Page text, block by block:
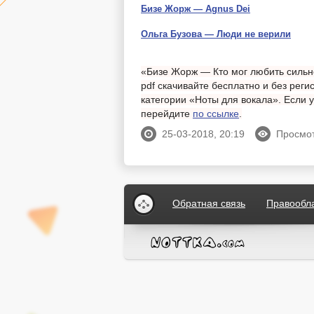
Бизе Жорж — Agnus Dei
Ольга Бузова — Люди не верили
«Бизе Жорж — Кто мог любить
pdf скачивайте бесплатно и без
категории «Ноты для вокала».
перейдите по ссылке.
25-03-2018, 20:19
Обратная связь